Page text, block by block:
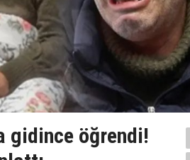
gidince öğrendi!